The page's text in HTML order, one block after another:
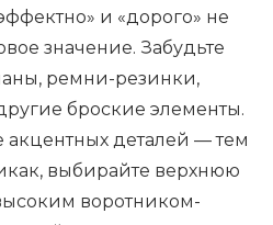
и «дорого» не
значение. Забудьте
ремни-резинки,
броские элементы.
деталей — тем
выбирайте верхнюю
воротником-